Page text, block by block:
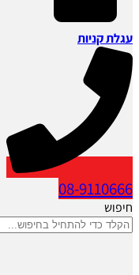
עגלת קניות
08-9110666
חיפוש